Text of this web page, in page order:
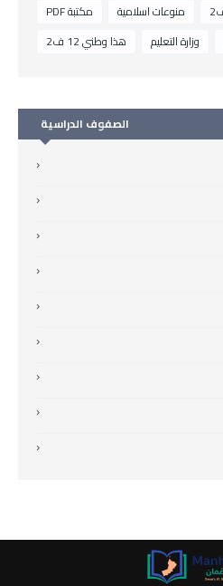
مكتبة PDF
منوعات اسلامية
هذا وطني 12 ف2
وزارة التعليم
الصفوف الدراسية